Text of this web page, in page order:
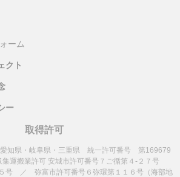
ーム
クト
ー
取得許可
愛知県・岐阜県・三重県 統一許可番号 第169679
搬業許可 安城市許可番号７ご循第４-２７号
号 ／ 弥富市許可番号６弥環第１１６号（海部地